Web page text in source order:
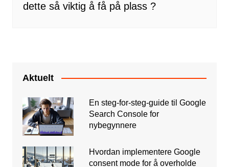
dette så viktig å få på plass ?
Aktuelt
En steg-for-steg-guide til Google
Search Console for
nybegynnere
Hvordan implementere Google
consent mode for å overholde